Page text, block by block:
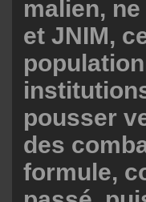
malien,
et JNIM,
pousser
des
formule,